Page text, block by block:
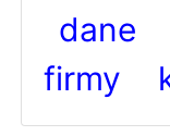
dane
firmy